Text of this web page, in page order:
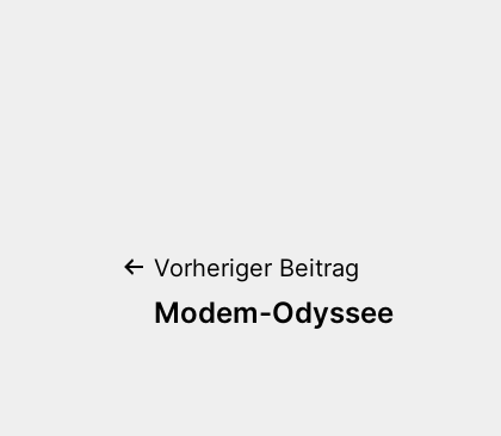
Vorheriger Beitrag
Modem-Odyssee